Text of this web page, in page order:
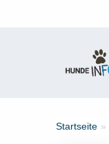
Startseite »